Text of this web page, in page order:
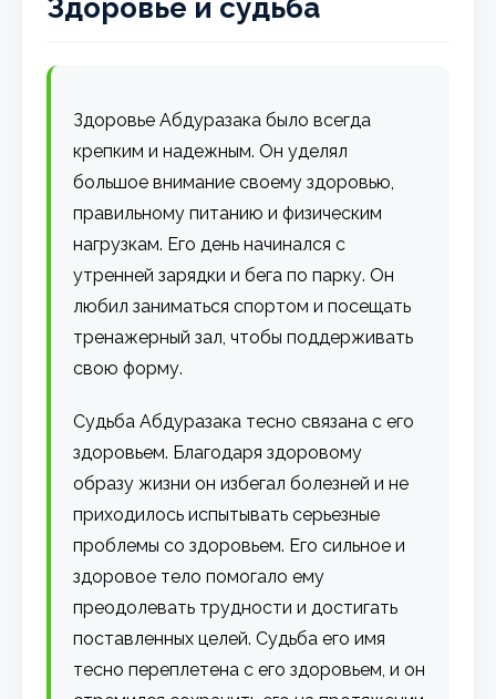
Здоровье и судьба
Здоровье Абдуразака было всегда
крепким и надежным. Он уделял
большое внимание своему здоровью,
правильному питанию и физическим
нагрузкам. Его день начинался с
утренней зарядки и бега по парку. Он
любил заниматься спортом и посещать
тренажерный зал, чтобы поддерживать
свою форму.
Судьба Абдуразака тесно связана с его
здоровьем. Благодаря здоровому
образу жизни он избегал болезней и не
приходилось испытывать серьезные
проблемы со здоровьем. Его сильное и
здоровое тело помогало ему
преодолевать трудности и достигать
поставленных целей. Судьба его имя
тесно переплетена с его здоровьем, и он